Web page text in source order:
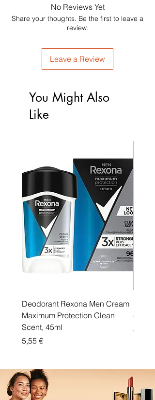
No Reviews Yet
Share your thoughts. Be the first to leave a
review.
Leave a Review
You Might Also
Like
Deodorant Rexona Men Cream
Maximum Protection Clean
Scent, 45ml
Price
5,55 €
Price
5,55 €